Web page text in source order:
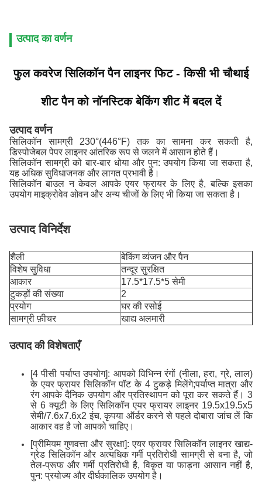
उत्पाद का वर्णन
फुल कवरेज सिलिकॉन पैन लाइनर फिट - किसी भी चौथाई
शीट पैन को नॉनस्टिक बेकिंग शीट में बदल दें
उत्पाद वर्णन
सिलिकॉन सामग्री 230°(446°F) तक का सामना कर सकती है,
डिस्पोजेबल पेपर लाइनर आंतरिक रूप से जलने में आसान होते हैं।
सिलिकॉन सामग्री को बार-बार धोया और पुन: उपयोग किया जा सकता है,
यह अधिक सुविधाजनक और लागत प्रभावी है।
सिलिकॉन बाउल न केवल आपके एयर फ्रायर के लिए है, बल्कि इसका
उपयोग माइक्रोवेव ओवन और अन्य चीजों के लिए भी किया जा सकता है।
उत्पाद विनिर्देश
शैली
बेकिंग व्यंजन और पैन
विशेष सुविधा
तन्दूर सुरक्षित
आकार
17.5*17.5*5 सेमी
टुकड़ों की संख्या
2
प्रयोग
घर की रसोई
सामग्री फ़ीचर
खाद्य अलमारी
उत्पाद की विशेषताएँ
[4 पीसी पर्याप्त उपयोग]: आपको विभिन्न रंगों (नीला, हरा, ग्रे, लाल)
के एयर फ्रायर सिलिकॉन पॉट के 4 टुकड़े मिलेंगे;पर्याप्त मात्रा और
रंग आपके दैनिक उपयोग और प्रतिस्थापन को पूरा कर सकते हैं। 3
से 6 क्यूटी के लिए सिलिकॉन एयर फ्रायर लाइनर 19.5x19.5x5
सेमी/7.6x7.6x2 इंच, कृपया ऑर्डर करने से पहले दोबारा जांच लें कि
आकार वह है जो आपको चाहिए।
[प्रीमियम गुणवत्ता और सुरक्षा]: एयर फ्रायर सिलिकॉन लाइनर खाद्य-
ग्रेड सिलिकॉन और अत्यधिक गर्मी प्रतिरोधी सामग्री से बना है, जो
तेल-प्रूफ और गर्मी प्रतिरोधी है, विकृत या फाड़ना आसान नहीं है,
पुन: प्रयोज्य और दीर्घकालिक उपयोग है।